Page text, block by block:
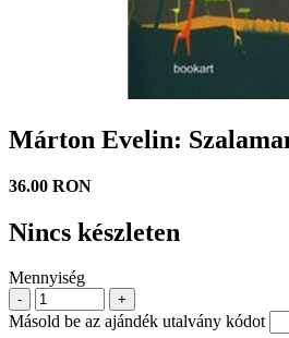
Márton Evelin:
36.00 RON
Nincs készleten
Mennyiség
- +
Másold be az ajándék utalvány kódot